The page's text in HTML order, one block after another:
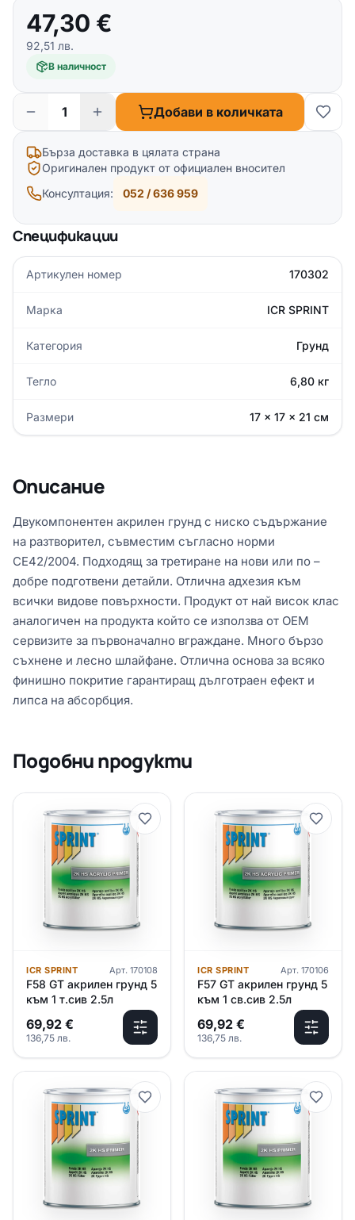
47,30 €
92,51 лв.
В наличност
Добави в количката
Бърза доставка в цялата страна
Оригинален продукт от официален вносител
Консултация:
052 / 636 959
Спецификации
Артикулен номер 170302
Марка ICR SPRINT
Категория Грунд
Тегло 6,80 кг
Размери 17 × 17 × 21 см
Описание
Двукомпонентен акрилен грунд с ниско съдържание
на разтворител, съвместим съгласно норми
CE42/2004. Подходящ за третиране на нови или по –
добре подготвени детайли. Отлична адхезия към
всички видове повърхности. Продукт от най висок клас
аналогичен на продукта който се използва от ОЕМ
сервизите за първоначално вграждане. Много бързо
съхнене и лесно шлайфане. Отлична основа за всяко
финишно покритие гарантиращ дълготраен ефект и
липса на абсорбция.
Подобни продукти
ICR SPRINT Арт. 170108
F58 GT акрилен грунд 5
към 1 т.сив 2.5л
69,92 €
136,75 лв.
ICR SPRINT Арт. 170106
F57 GT акрилен грунд 5
към 1 св.сив 2.5л
69,92 €
136,75 лв.